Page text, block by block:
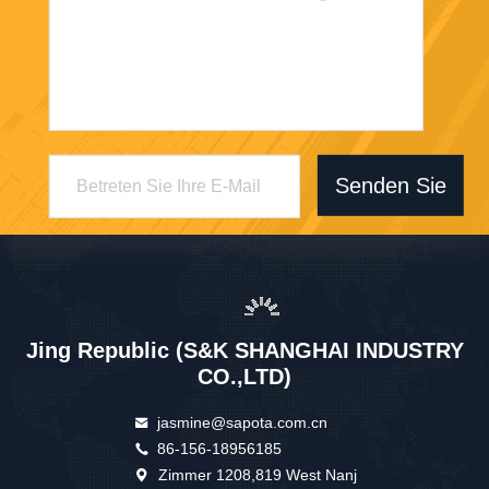
Senden Sie
Jing Republic (S&K SHANGHAI INDUSTRY
CO.,LTD)
jasmine@sapota.com.cn
86-156-18956185
Zimmer 1208,819 West Nanj